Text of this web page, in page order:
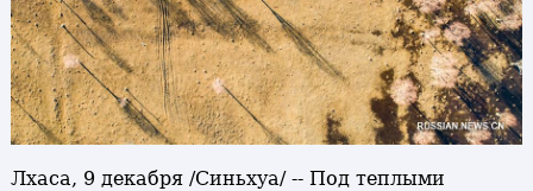
Лхаса, 9 декабря /Синьхуа/ -- Под теплыми